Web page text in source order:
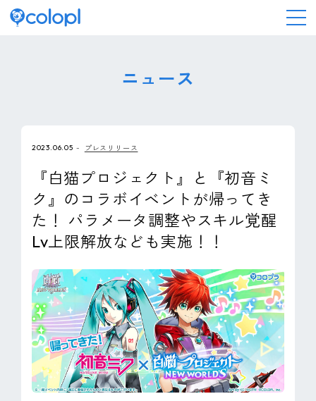
IR情報
採用情報
サステナビリティ
ピンマーク
EN
ニュース
2023.06.05 プレスリリース
『白猫プロジェクト』と『初音ミ
ク』のコラボイベントが帰ってき
た！ パラメータ調整やスキル覚醒
Lv上限解放なども実施！！